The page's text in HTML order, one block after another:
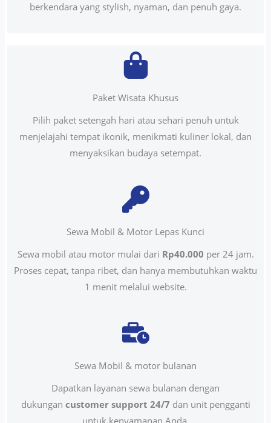
berkendara yang stylish, nyaman, dan penuh gaya.
Paket Wisata Khusus
Pilih paket setengah hari atau sehari penuh untuk
menjelajahi tempat ikonik, menikmati kuliner lokal, dan
menyaksikan budaya setempat.
Sewa Mobil & Motor Lepas Kunci
Sewa mobil atau motor mulai dari Rp40.000 per 24 jam.
Proses cepat, tanpa ribet, dan hanya membutuhkan waktu
1 menit melalui website.
Sewa Mobil & motor bulanan
Dapatkan layanan sewa bulanan dengan
dukungan customer support 24/7 dan unit pengganti